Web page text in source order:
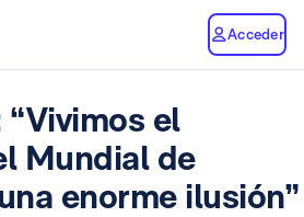
Acceder
el
Mundial de
enorme ilusión”